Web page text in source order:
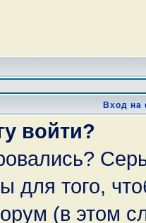
Вход на
войти?
для того,
(в этом